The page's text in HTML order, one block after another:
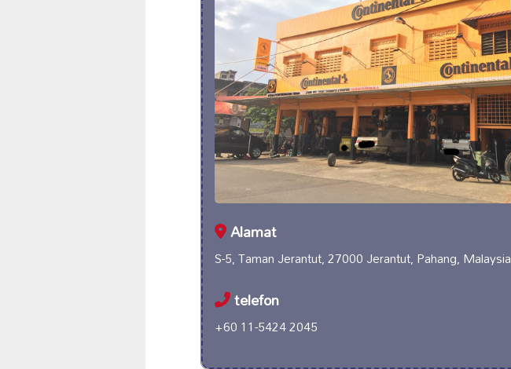
Alamat
S-5, Taman Jerantut, 27000 Jerantut, Pahang, Malaysia
telefon
+60 11-5424 2045